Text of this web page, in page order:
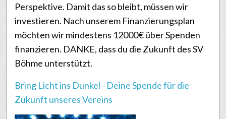
Perspektive. Damit das so bleibt, müssen wir
investieren. Nach unserem Finanzierungsplan
möchten wir mindestens 12000€ über Spenden
finanzieren. DANKE, dass du die Zukunft des SV
Böhme unterstützt.
Bring Licht ins Dunkel - Deine Spende für die
Zukunft unseres Vereins